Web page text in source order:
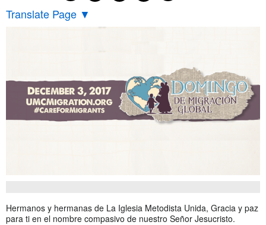
Translate Page ▼
Hermanos y hermanas de La Iglesia Metodista Unida, Gracia y paz
para ti en el nombre compasivo de nuestro Señor Jesucristo.